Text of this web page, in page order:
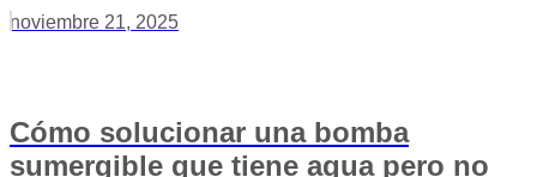
noviembre 21, 2025
Cómo solucionar una bomba
sumergible que tiene agua pero no